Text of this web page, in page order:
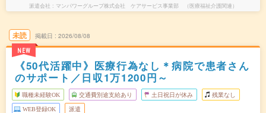
派遣会社 マンパワーグループ株式会社 ケアサービス事業部 （医療福祉介護関連）
未読
NEW
掲載日 2026/08/08
《50代活躍中》医療行為なし＊病院で患者さん
のサポート／日収1万1200円～
職種未経験OK 交通費別途支給あり 土日祝日が休み 残業なし
WEB登録OK 派遣